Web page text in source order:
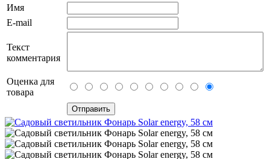
Имя
E-mail
Текст
комментария
Оценка для
товара